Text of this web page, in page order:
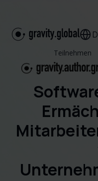
Teilnehmen